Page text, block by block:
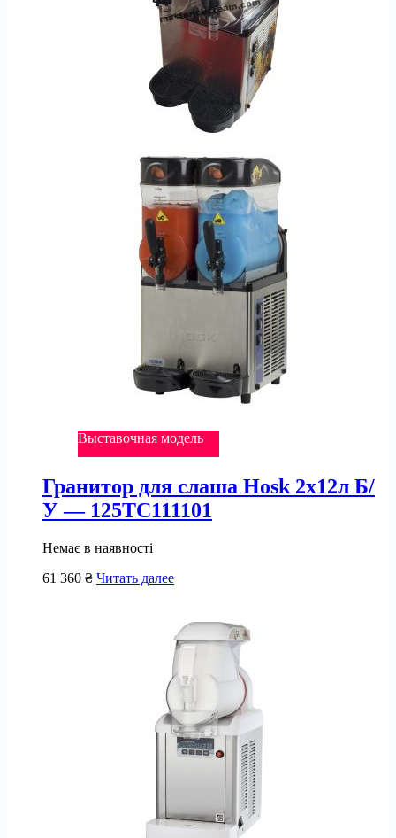
Выставочная модель
Гранитор для слаша Hosk 2х12л Б/
У — 125TC111101
Немає в наявності
61 360 ₴ Читать далее